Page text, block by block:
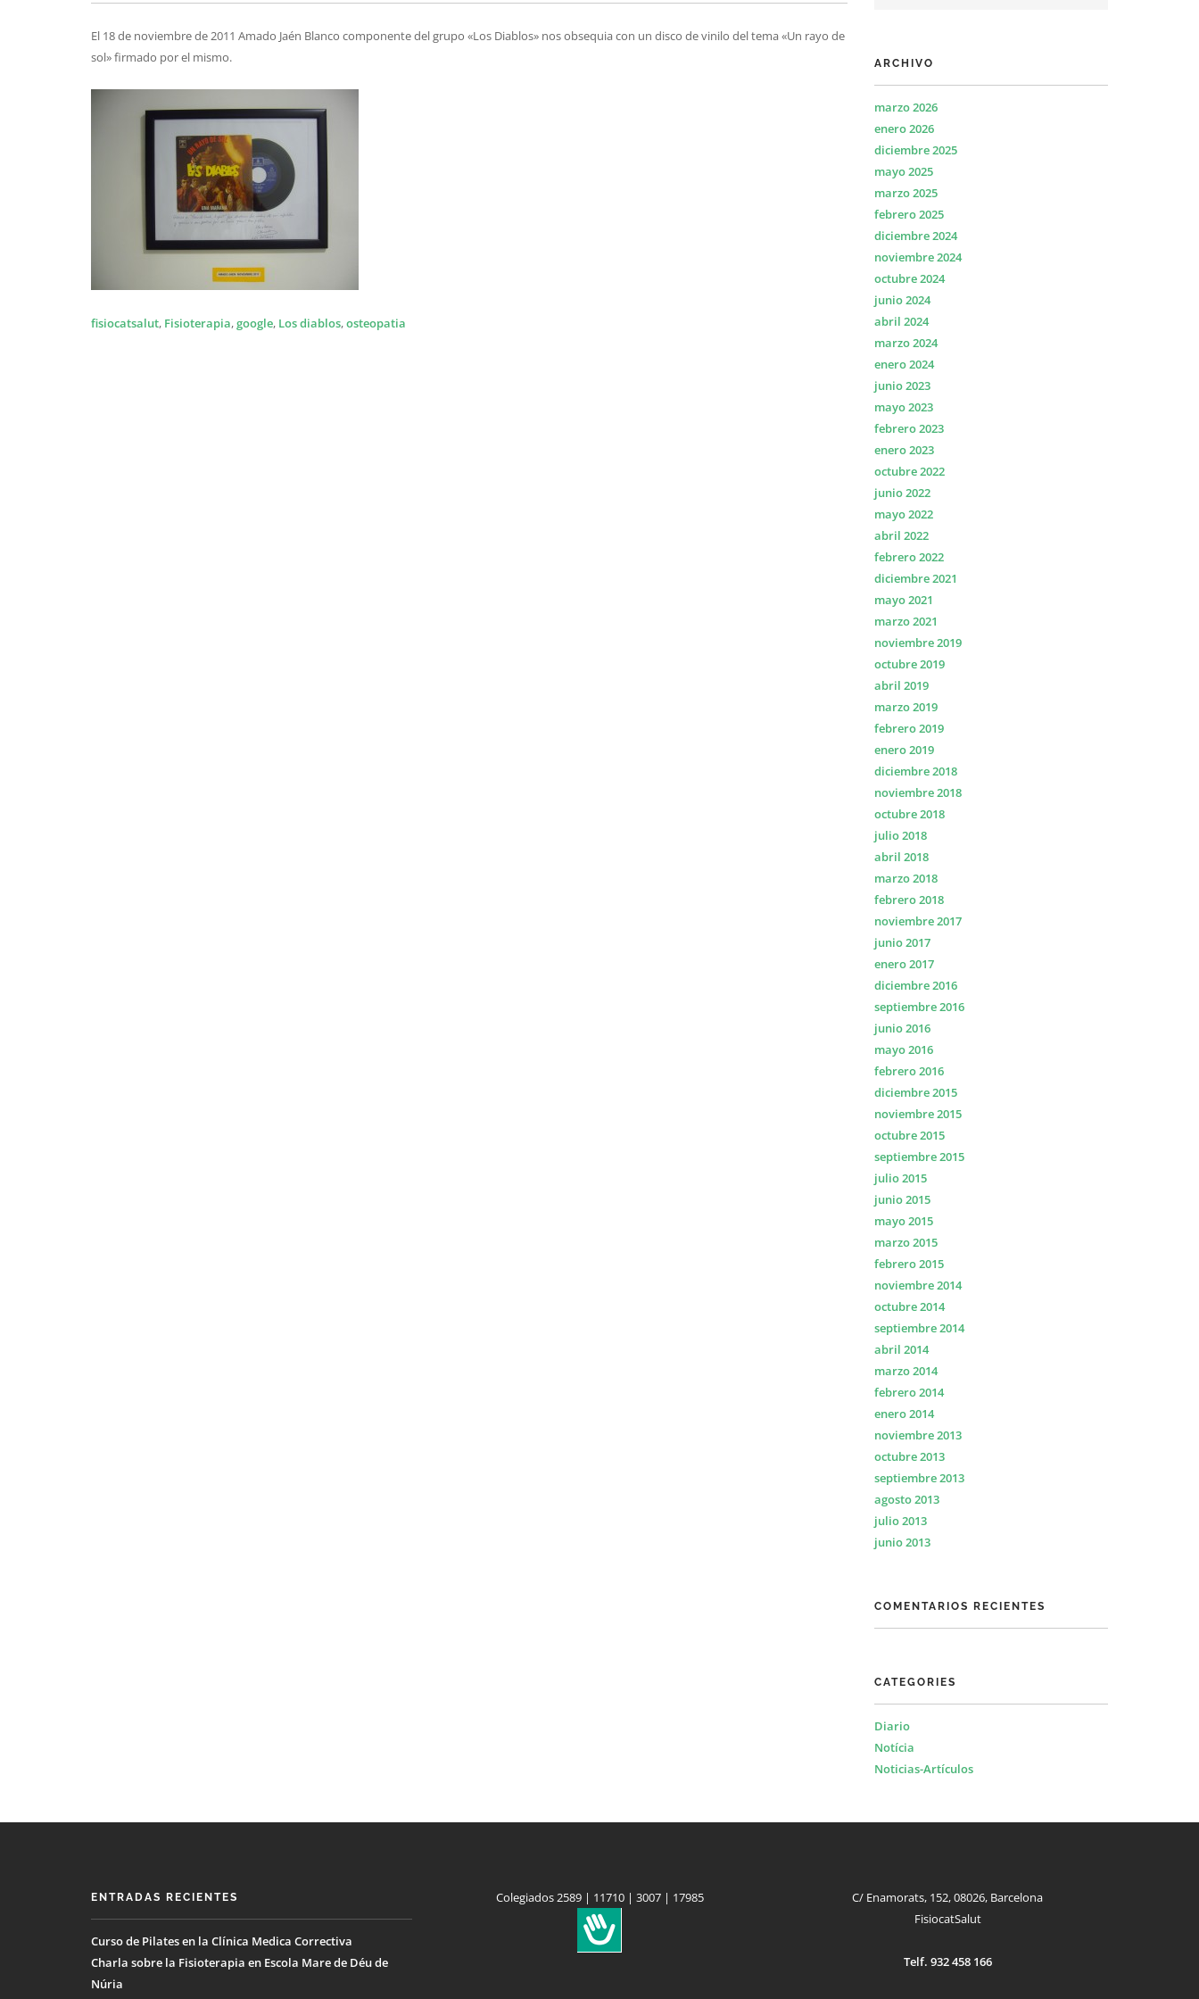
El 18 de noviembre de 2011 Amado Jaén Blanco componente del grupo «Los Diablos» nos obsequia con un disco de vinilo del tema «Un rayo de
sol» firmado por el mismo.
fisiocatsalut, Fisioterapia,google, Los diablos,osteopatia
ARCHIVO
marzo 2026
enero 2026
diciembre 2025
mayo 2025
marzo 2025
febrero 2025
diciembre 2024
noviembre 2024
octubre 2024
junio 2024
abril 2024
marzo 2024
enero 2024
junio 2023
mayo 2023
febrero 2023
enero 2023
octubre 2022
junio 2022
mayo 2022
abril 2022
febrero 2022
diciembre 2021
mayo 2021
marzo 2021
noviembre 2019
octubre 2019
abril 2019
marzo 2019
febrero 2019
enero 2019
diciembre 2018
noviembre 2018
octubre 2018
julio 2018
abril 2018
marzo 2018
febrero 2018
noviembre 2017
junio 2017
enero 2017
diciembre 2016
septiembre 2016
junio 2016
mayo 2016
febrero 2016
diciembre 2015
noviembre 2015
octubre 2015
septiembre 2015
julio 2015
junio 2015
mayo 2015
marzo 2015
febrero 2015
noviembre 2014
octubre 2014
septiembre 2014
abril 2014
marzo 2014
febrero 2014
enero 2014
noviembre 2013
octubre 2013
septiembre 2013
agosto 2013
julio 2013
junio 2013
COMENTARIOS RECIENTES
CATEGORIES
Diario
Notícia
Noticias-Artículos
ENTRADAS RECIENTES
Curso de Pilates en la Clínica Medica Correctiva
Charla sobre la Fisioterapia en Escola Mare de Déu de
Núria
Colegiados 2589 | 11710 | 3007 | 17985
C/ Enamorats, 152, 08026, Barcelona
FisiocatSalut
Telf. 932 458 166